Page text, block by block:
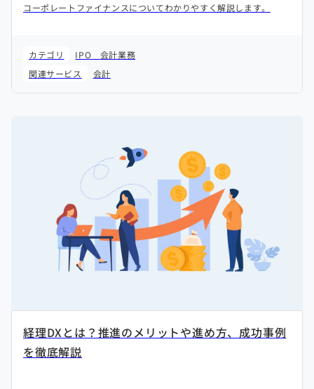
コーポレートファイナンスについてわかりやすく解説します。
カテゴリ IPO
会計業務
関連サービス
会計
経理DXとは？推進のメリットや進め方、成功事例
を徹底解説